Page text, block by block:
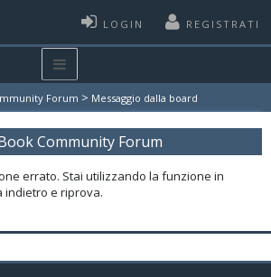
LOGIN REGISTRATI
Forum > Messaggio dalla board
Community Forum
errato. Stai utilizzando la funzione in
indietro e riprova.